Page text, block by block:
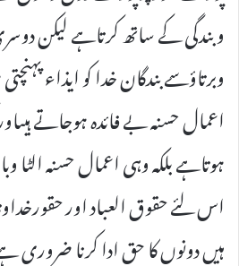
وبندگی کے ساتھ کرتاہے لیکن
وبرتاؤسے بندگان خدا کو ایذاء
اعمال حسنہ بے فائدہ ہوجاتے ہیںاور
ہوتاہے بلکہ وہی اعمال حسنہ
اس لئے حقوق العباد اور
ہیں دونوں کا حق ادا کرنا ضروری